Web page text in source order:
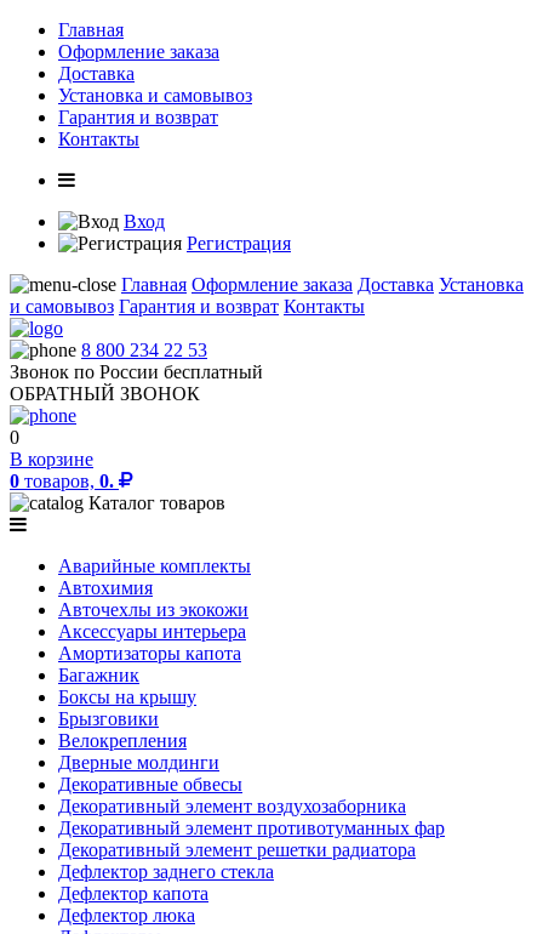
Главная
Оформление заказа
Доставка
Установка и самовывоз
Гарантия и возврат
Контакты
Вход
Регистрация
Главная Оформление заказа Доставка Установка
и самовывоз Гарантия и возврат Контакты
8 800 234 22 53
Звонок по России бесплатный
ОБРАТНЫЙ ЗВОНОК
0
В корзине
0 товаров, 0.
Каталог товаров
Аварийные комплекты
Автохимия
Авточехлы из экокожи
Аксессуары интерьера
Амортизаторы капота
Багажник
Боксы на крышу
Брызговики
Велокрепления
Дверные молдинги
Декоративные обвесы
Декоративный элемент воздухозаборника
Декоративный элемент противотуманных фар
Декоративный элемент решетки радиатора
Дефлектор заднего стекла
Дефлектор капота
Дефлектор люка